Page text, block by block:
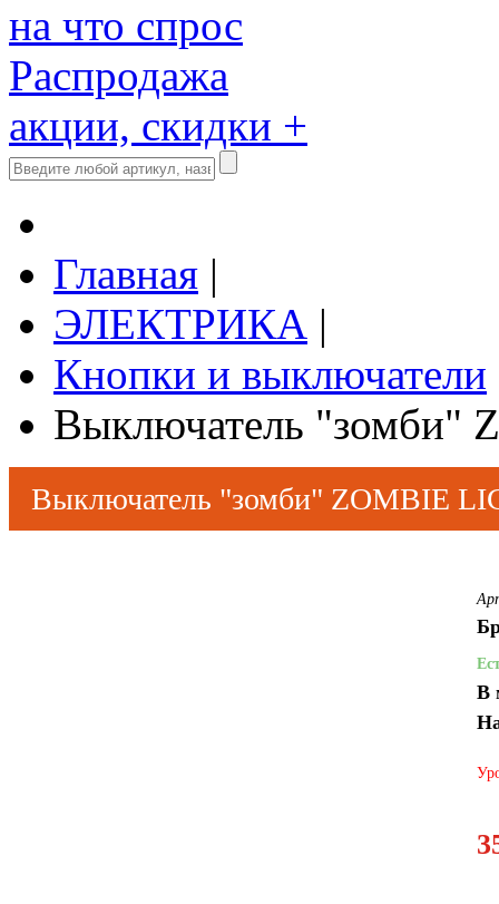
на что спрос
Распродажа
акции, скидки +
Главная |
ЭЛЕКТРИКА |
Кнопки и выключатели
Выключатель "зомби"
Выключатель "зомби" ZOMBIE
В